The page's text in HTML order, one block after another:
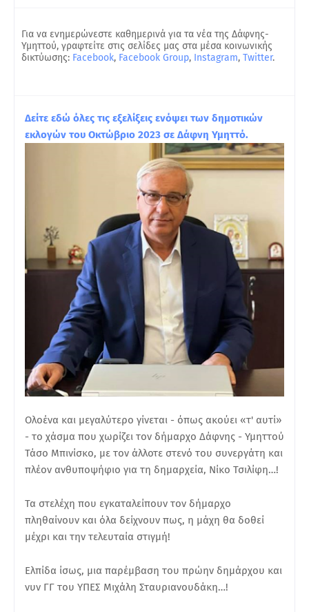
Για να ενημερώνεστε καθημερινά για τα νέα της Δάφνης-
Υμηττού, γραφτείτε στις σελίδες μας στα μέσα κοινωνικής
δικτύωσης: Facebook, Facebook Group, Instagram, Twitter.
Δείτε εδώ όλες τις εξελίξεις ενόψει των δημοτικών
εκλογών του Οκτώβριο 2023 σε Δάφνη Υμηττό.
Ολοένα και μεγαλύτερο γίνεται - όπως ακούει «τ' αυτί»
- το χάσμα που χωρίζει τον δήμαρχο Δάφνης - Υμηττού
Τάσο Μπινίσκο, με τον άλλοτε στενό του συνεργάτη και
πλέον ανθυποψήφιο για τη δημαρχεία, Νίκο Τσιλίφη…!
Τα στελέχη που εγκαταλείπουν τον δήμαρχο
πληθαίνουν και όλα δείχνουν πως, η μάχη θα δοθεί
μέχρι και την τελευταία στιγμή!
Ελπίδα ίσως, μια παρέμβαση του πρώην δημάρχου και
νυν ΓΓ του ΥΠΕΣ Μιχάλη Σταυριανουδάκη…!